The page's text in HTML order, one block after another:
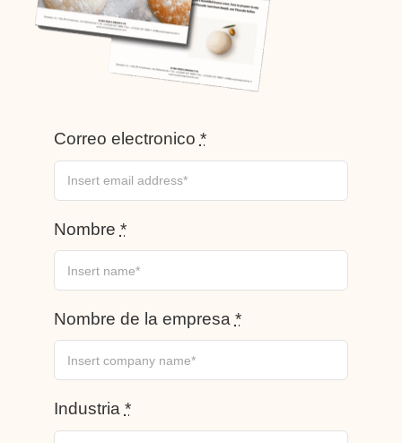
Correo electronico *
Nombre *
Nombre de la empresa *
Industria *